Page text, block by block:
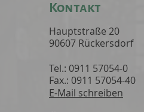
Kontakt
Hauptstraße 20
90607 Rückersdorf
Tel.: 0911 57054-0
Fax.: 0911 57054-40
E-Mail schreiben